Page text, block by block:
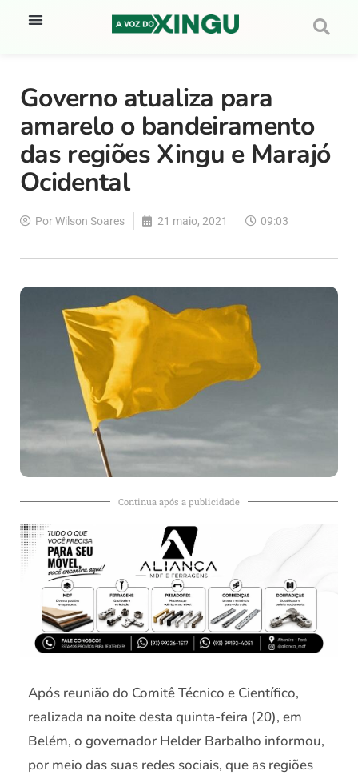
Governo atualiza para
amarelo o bandeiramento
das regiões Xingu e Marajó
Ocidental
PorWilson Soares 21 maio, 2021 09:03
Continua após a publicidade
Após reunião do Comitê Técnico e Científico,
realizada na noite desta quinta-feira (20), em
Belém, o governador Helder Barbalho informou,
por meio das suas redes sociais, que as regiões